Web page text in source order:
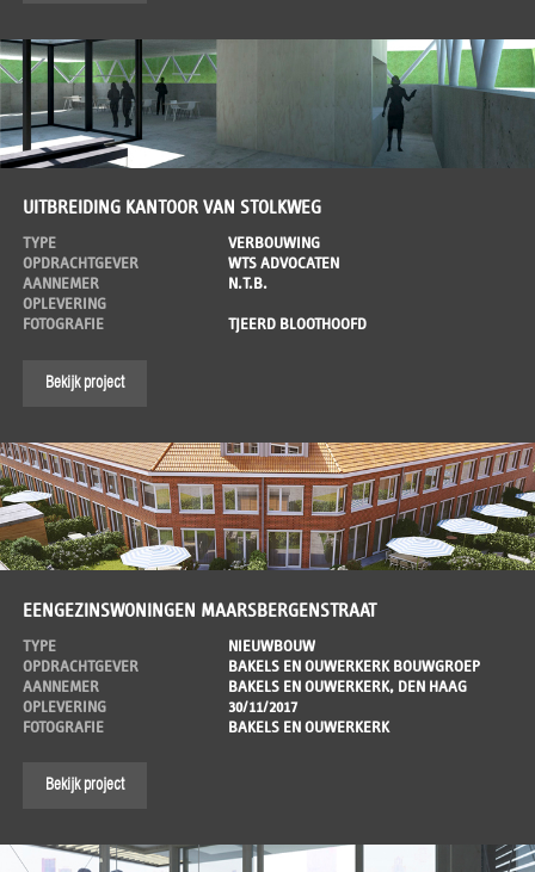
UITBREIDING KANTOOR VAN STOLKWEG
TYPE
VERBOUWING
OPDRACHTGEVER
WTS ADVOCATEN
AANNEMER
N.T.B.
OPLEVERING
FOTOGRAFIE
TJEERD BLOOTHOOFD
Bekijk project
EENGEZINSWONINGEN MAARSBERGENSTRAAT
TYPE
NIEUWBOUW
OPDRACHTGEVER
BAKELS EN OUWERKERK BOUWGROEP
AANNEMER
BAKELS EN OUWERKERK, DEN HAAG
OPLEVERING
30/11/2017
FOTOGRAFIE
BAKELS EN OUWERKERK
Bekijk project